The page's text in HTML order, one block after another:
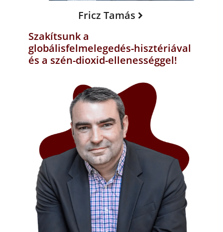
Fricz Tamás
Szakítsunk a
globálisfelmelegedés-hisztériával
és a szén-dioxid-ellenességgel!